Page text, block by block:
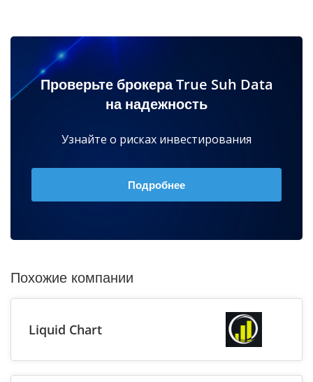
Проверьте брокера True Suh Data
на надежность
Узнайте о рисках инвестирования
Подробнее
Похожие компании
Liquid Chart